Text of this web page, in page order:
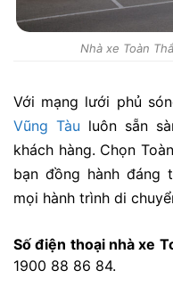
Nhà xe Toàn
Với mạng lưới phủ
Vũng Tàu luôn sẵn
khách hàng. Chọn
bạn đồng hành đáng
mọi hành trình di
Số điện thoại nhà xe
1900 88 86 84.